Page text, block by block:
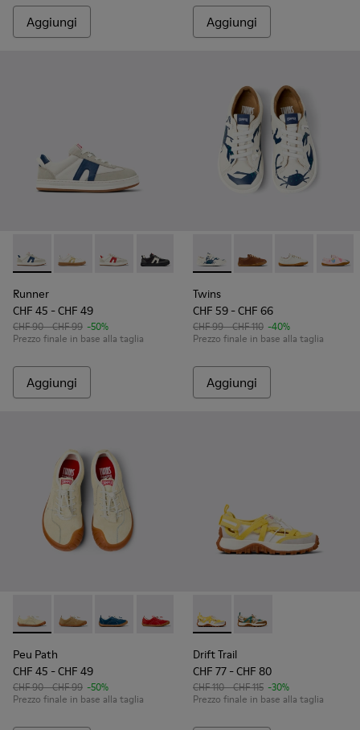
Aggiungi Aggiungi
Runner - K800653-010 - Sneakers multicolori in pelle e
Runner - K800653-014 - Sneakers in pelle
Runner - K800653-008 - Sneakers
Runner - K800653-006
Runner - K800653-003
Runner - K800653-002
Runner
CHF 45 - CHF 49
CHF 90 - CHF 99 -50%
Prezzo finale in base alla taglia
Aggiungi
Twins - 80003-156 -
Twins - 80003-160
Twins -Twins
Twins
CHF 59 - CHF 66
CHF 99 - CHF 110 -40%
Prezzo finale in base alla taglia
Aggiungi
Peu Path - K800694-003 - Sneakers in nabuk giallo per
Peu Path - K800694-004 - Sneakers marroni in
Peu Path - K800694-002 - Sneakers in pelle
Peu Path - K800694-001 - Sneakers
Peu Path
CHF 45 - CHF 49
CHF 90 - CHF 99 -50%
Prezzo finale in base alla taglia
Drift Trail - K800695-001 -
Drift Trail -
Drift Trail
CHF 77 - CHF 80
CHF 110 - CHF 115 -30%
Prezzo finale in base alla taglia